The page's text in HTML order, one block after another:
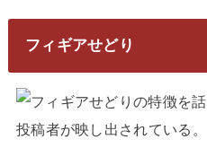
フィギアせどり